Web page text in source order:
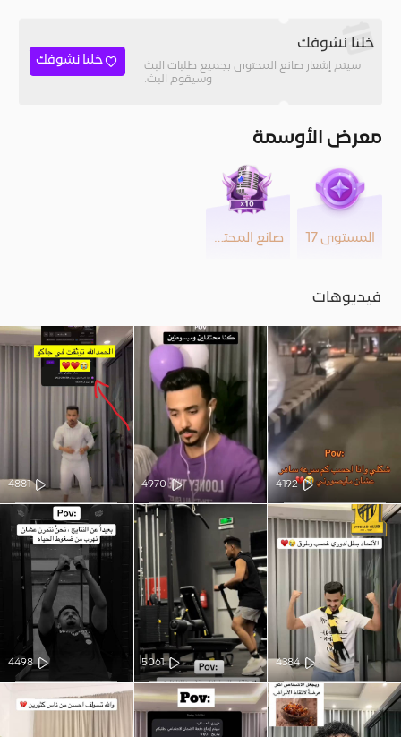
خلنا نشوفك
سيتم إشعار صانع المحتوى بجميع طلبات البث
وسيقوم البث.
خلنا نشوفك
معرض الأوسمة
المستوى 17 صانع المحتوى
فيديوهات
4192
4970
4881
4384
5061
4498